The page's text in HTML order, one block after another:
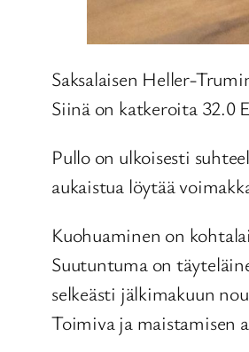
Saksalaisen Heller-
Siinä on katkeroita 32.0
Pullo on ulkoisesti
aukaistua löytää
Kuohuaminen on
Suutuntuma on
selkeästi jälkimakuun
Toimiva ja maistamisen